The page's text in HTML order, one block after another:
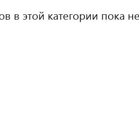
в этой категории пока